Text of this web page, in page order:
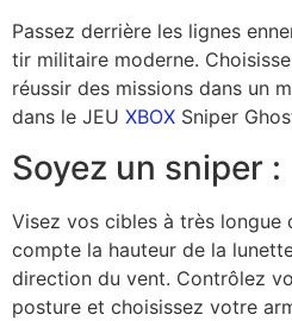
Passez derrière les lignes
tir militaire moderne.
réussir des missions dans un
dans le JEU XBOX Sniper
Soyez un sniper :
Visez vos cibles à très longue
compte la hauteur de la
direction du vent. Contrôlez
posture et choisissez votre